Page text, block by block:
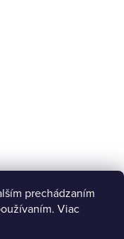
prechádzaním
Viac